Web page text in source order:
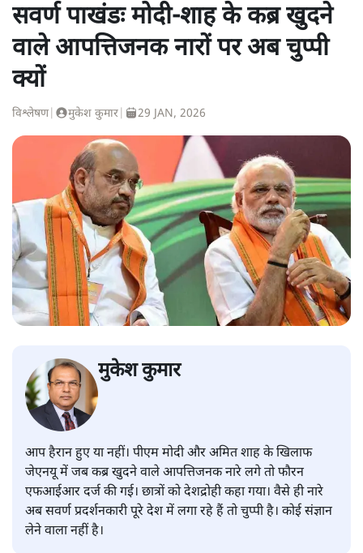
सवर्ण पाखंडः मोदी-शाह के कब्र खुदने
वाले आपत्तिजनक नारों पर अब चुप्पी
क्यों
विश्लेषण| मुकेश कुमार 29 JAN, 2026
मुकेश कुमार
आप हैरान हुए या नहीं। पीएम मोदी और अमित शाह के खिलाफ
जेएनयू में जब कब्र खुदने वाले आपत्तिजनक नारे लगे तो फौरन
एफआईआर दर्ज की गई। छात्रों को देशद्रोही कहा गया। वैसे ही नारे
अब सवर्ण प्रदर्शनकारी पूरे देश में लगा रहे हैं तो चुप्पी है। कोई संज्ञान
लेने वाला नहीं है।